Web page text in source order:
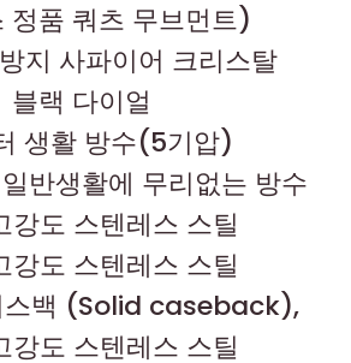
정품 쿼츠 무브먼트)
지 사파이어 크리스탈
블랙 다이얼
생활 방수(5기압)
반생활에 무리없는 방수
강도 스텐레스 스틸
강도 스텐레스 스틸
스백 (Solid caseback),
강도 스텐레스 스틸